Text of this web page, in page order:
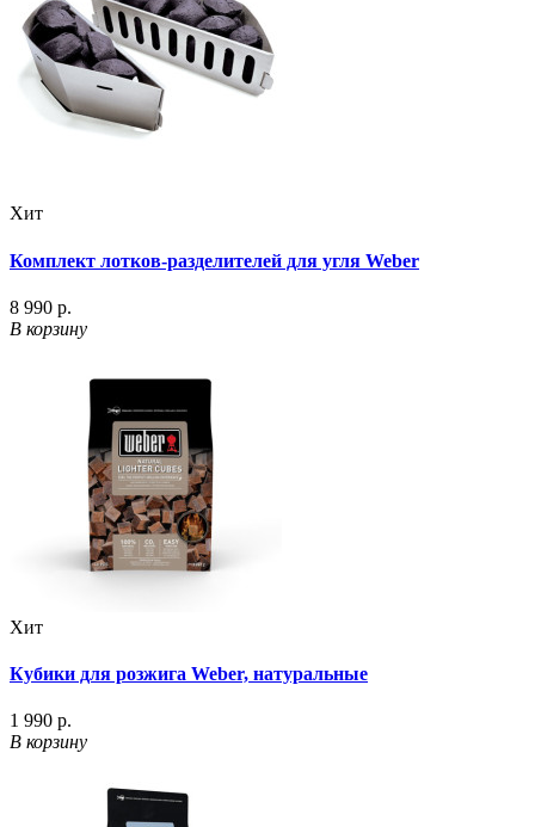
Хит
Комплект лотков-разделителей для угля Weber
8 990 р.
В корзину
Хит
Кубики для розжига Weber, натуральные
1 990 р.
В корзину